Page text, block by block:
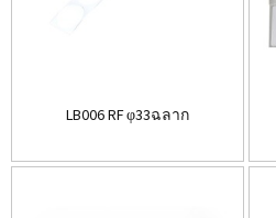
LB006 RF φ33ฉลาก